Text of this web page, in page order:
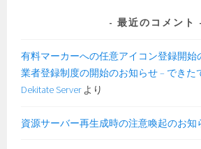
最近のコメント
有料マーカーへの任意アイコン登録開始
業者登録制度の開始のお知らせ – できた
Dekitate Serverより
資源サーバー再生成時の注意喚起のお知